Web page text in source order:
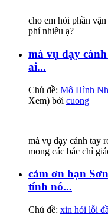
cho em hỏi phần
phí nhiêu ạ?
mà vụ dạy
ai...
Chủ đề: Mô Hình
Xem) bởi cuong
mà vụ dạy cánh tay
mong các bác chỉ
cảm ơn bạn
tính nó...
Chủ đề: xin hỏi lỗi